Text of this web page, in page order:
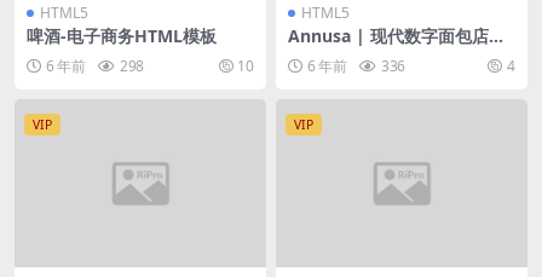
HTML5
啤酒-电子商务HTML模板
6 年前 298 10
HTML5
Annusa | 现代数字面包店HT
ML模板
6 年前 336 4
VIP VIP